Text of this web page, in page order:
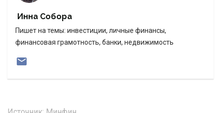
Инна Собора
Пишет на темы: инвестиции, личные финансы,
финансовая грамотность, банки, недвижимость